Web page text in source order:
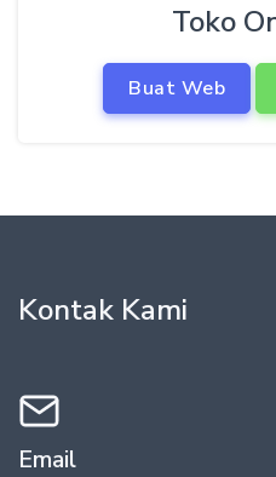
Toko
Buat Web
Kontak Kami
Email